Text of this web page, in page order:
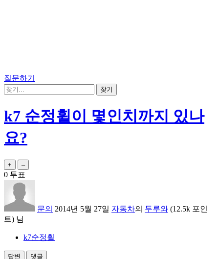
질문하기
k7 순정휠이 몇인치까지 있나
요?
0 투표
문의 2014년 5월 27일 자동차의 두루와 (12.5k 포인
트) 님
k7순정휠